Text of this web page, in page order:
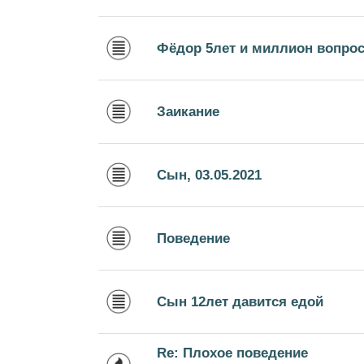
Фёдор 5лет и миллион
Заикание
Сын, 03.05.2021
Поведение
Сын 12лет давится едой
Re: Плохое поведение